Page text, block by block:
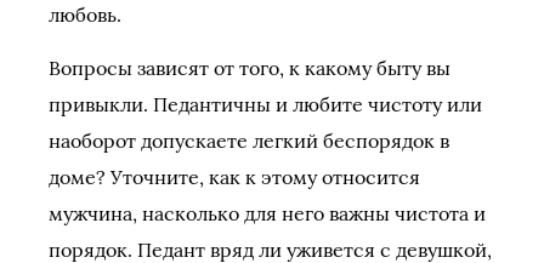
любовь.
Вопросы зависят от того, к какому быту вы
привыкли. Педантичны и любите чистоту или
наоборот допускаете легкий беспорядок в
доме? Уточните, как к этому относится
мужчина, насколько для него важны чистота и
порядок. Педант вряд ли уживется с девушкой,